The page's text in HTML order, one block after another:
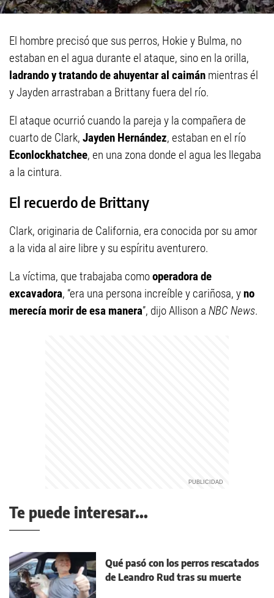
El hombre precisó que sus perros, Hokie y Bulma, no
estaban en el agua durante el ataque, sino en la orilla,
ladrando y tratando de ahuyentar al caimán mientras él
y Jayden arrastraban a Brittany fuera del río.
El ataque ocurrió cuando la pareja y la compañera de
cuarto de Clark, Jayden Hernández, estaban en el río
Econlockhatchee, en una zona donde el agua les llegaba
a la cintura.
El recuerdo de Brittany
Clark, originaria de California, era conocida por su amor
a la vida al aire libre y su espíritu aventurero.
La víctima, que trabajaba comooperadora de
excavadora, “era una persona increíble y cariñosa, yno
merecía morir de esa manera”, dijo Allison a NBC News.
Te puede interesar...
Qué pasó con los perros rescatados
de Leandro Rud tras su muerte